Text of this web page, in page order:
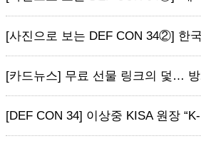
[사진으로 보는 DEF CON 34②] 한
[카드뉴스] 무료 선물 링크의 덫…
[DEF CON 34] 이상중 KISA 원장